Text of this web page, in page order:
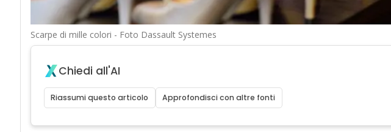
Scarpe di mille colori - Foto Dassault Systemes
Chiedi all'AI
Riassumi questo articolo Approfondisci con altre fonti